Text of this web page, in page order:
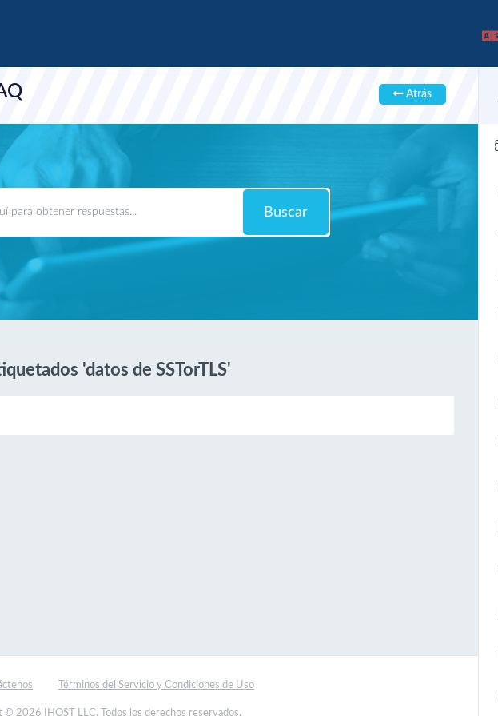
Atrás
Buscar
'datos de SSTorTLS'
Términos del Servicio y Condiciones de Uso
© 2026 IHOST LLC. Todos los derechos reservados.